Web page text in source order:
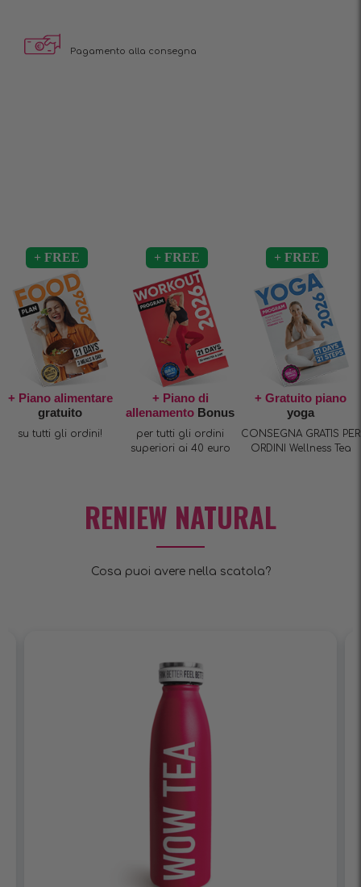
Pagamento alla consegna
+ Piano alimentare
gratuito
su tutti gli ordini!
+ Piano di
allenamento Bonus
per tutti gli ordini
superiori ai 40 euro
+ Gratuito piano
yoga
CONSEGNA GRATIS PER
ORDINI Wellness Tea
RENIEW NATURAL
Cosa puoi avere nella scatola?